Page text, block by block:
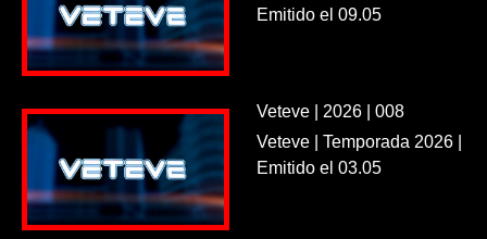
Emitido el 09.05
Veteve | 2026 | 008
Veteve | Temporada 2026 |
Emitido el 03.05